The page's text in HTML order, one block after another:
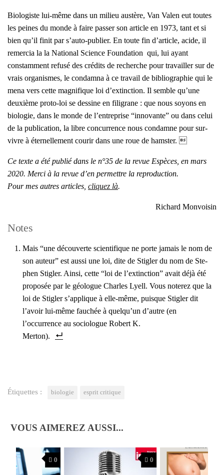
Bio­lo­giste lui-même dans un milieu aus­tère, Van Valen eut toutes
les peines du monde à faire pas­ser son article en 1973, tant et si
bien qu’il finit par s’auto-publier. En toute fin d’article, acide, il
remer­cia la la Natio­nal Science Foun­da­tion qui, lui ayant
constam­ment refu­sé des cré­dits de recherche pour tra­vailler sur de
vrais orga­nismes, le condam­na à ce tra­vail de biblio­gra­phie qui le
mena vers cette magni­fique loi d’extinction. Il semble qu’une
deuxième pro­to-loi se des­sine en fili­grane : que nous soyons en
bio­lo­gie, dans le monde de l’entreprise “inno­vante” ou dans celui
de la publi­ca­tion, la libre concur­rence nous condamne pour sur­
vivre à éter­nel­le­ment cou­rir dans une roue de ham­ster. 
Ce texte a été publié dans le n°35 de la revue Espèces, en mars
2020. Mer­ci à la revue d’en per­mettre la repro­duc­tion.
Pour mes autres articles, cli­quez là.
Richard Mon­voi­sin
Notes
Mais “une décou­verte scien­ti­fique ne porte jamais le nom de
son auteur” est aus­si une loi, dite de Sti­gler du nom de Ste­
phen Sti­gler. Ain­si, cette “loi de l’extinction” avait déjà été
pro­po­sée par le géo­logue Charles Lyell. Vous note­rez que la
loi de Sti­gler s’applique à elle-même, puisque Sti­gler dit
l’avoir lui-même fau­chée à quelqu’un d’autre (en
l’occurrence au socio­logue Robert K.
Mer­ton).
Étiquettes : biologie esprit critique
VOUS AIMEREZ AUSSI...
0
0